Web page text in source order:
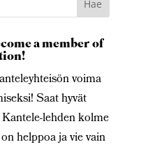
a member of
voima
Saat hyvät
lehden kolme
helppoa ja vie vain